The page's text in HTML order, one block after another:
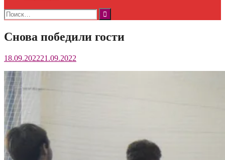
Найти:
Снова победили гости
18.09.202221.09.2022